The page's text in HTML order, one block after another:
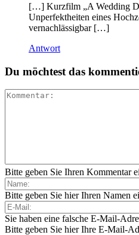
[…] Kurzfilm „A Wedding
Unperfektheiten eines
vernachlässigbar […]
Antwort
Du möchtest das
Bitte geben Sie Ihren Kommentar
Bitte geben Sie hier Ihren Namen
Sie haben eine falsche E-Mail-
Bitte geben Sie hier Ihre E-Mail-